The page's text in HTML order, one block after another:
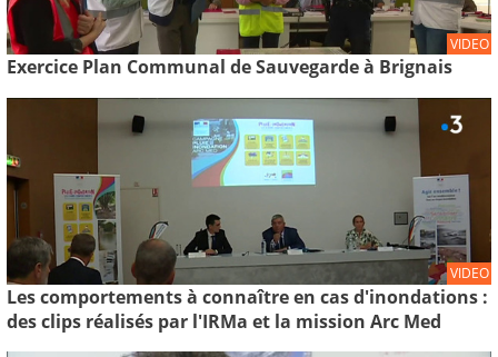
VIDEO
Exercice Plan Communal de Sauvegarde à Brignais
VIDEO
Les comportements à connaître en cas d'inondations :
des clips réalisés par l'IRMa et la mission Arc Med